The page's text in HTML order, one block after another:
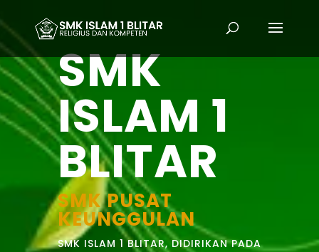
SMK
ISLAM 1
BLITAR
SMK PUSAT
KEUNGGULAN
SMK ISLAM 1 BLITAR, DIDIRIKAN PADA